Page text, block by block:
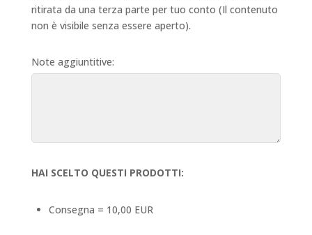
ritirata da una terza parte per tuo conto (Il contenuto
non è visibile senza essere aperto).
Note aggiuntitive:
HAI SCELTO QUESTI PRODOTTI:
Consegna = 10,00 EUR